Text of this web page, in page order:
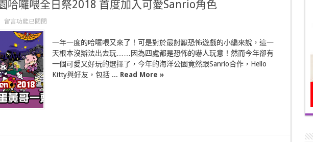
哈囉喂全日祭2018 首度加入可愛Sanrio角色
在
〈海
公
園
哈
囉
喂
全
日
祭
留言功能已關閉
一年一度的哈囉喂又來了！可是對於最討厭恐怖遊戲的小編來說，這一
天根本沒辦法出去玩……因為四處都是恐怖的嚇人玩意！然而今年卻有
一個可愛又好玩的選擇了，今年的海洋公園竟然跟Sanrio合作，Hello
Kitty與好友，包括 ... Read More »